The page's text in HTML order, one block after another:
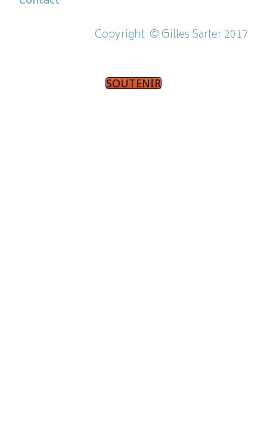
Copyright ©Gilles Sarter 2017
SOUTENIR